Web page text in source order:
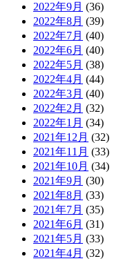
2022年9月 (36)
2022年8月 (39)
2022年7月 (40)
2022年6月 (40)
2022年5月 (38)
2022年4月 (44)
2022年3月 (40)
2022年2月 (32)
2022年1月 (34)
2021年12月 (32)
2021年11月 (33)
2021年10月 (34)
2021年9月 (30)
2021年8月 (33)
2021年7月 (35)
2021年6月 (31)
2021年5月 (33)
2021年4月 (32)